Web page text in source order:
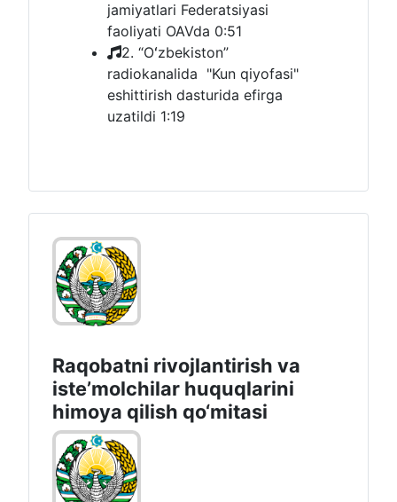
jamiyatlari Federatsiyasi
faoliyati OAVda 0:51
2. “Oʻzbekiston”
radiokanalida "Kun qiyofasi"
eshittirish dasturida efirga
uzatildi 1:19
Raqobatni rivojlantirish va
isteʼmolchilar huquqlarini
himoya qilish qo‘mitasi